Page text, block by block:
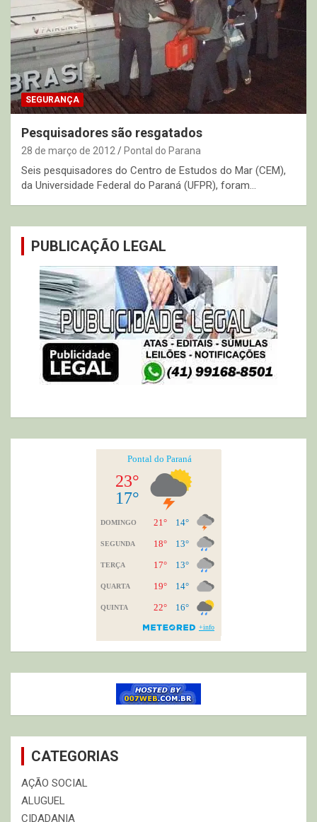
SEGURANÇA
Pesquisadores são resgatados
28 de março de 2012 Pontal do Parana
Seis pesquisadores do Centro de Estudos do Mar (CEM),
da Universidade Federal do Paraná (UFPR), foram…
PUBLICAÇÃO LEGAL
CATEGORIAS
AÇÃO SOCIAL
ALUGUEL
CIDADANIA